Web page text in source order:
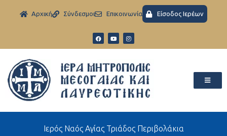
Aρχική Σύνδεσμοι Eπικοινωνία Είσοδος Ιερέων
Ιερός Ναός Αγίας Τριάδος Περιβολάκια